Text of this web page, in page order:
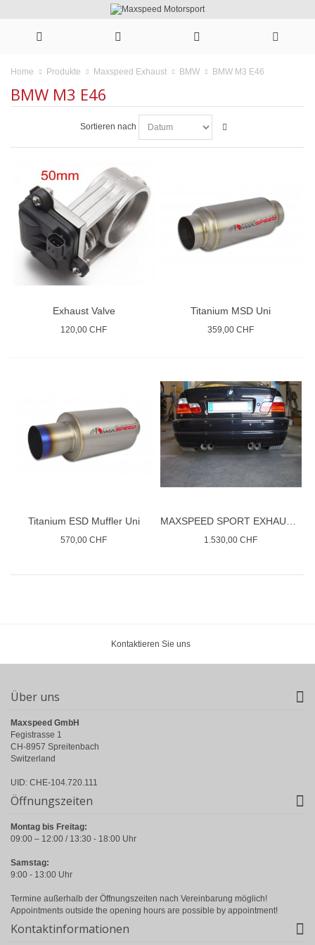
Home Produkte Maxspeed Exhaust BMW BMW M3 E46
BMW M3 E46
Sortieren nach
Exhaust Valve
120,00 CHF
Titanium MSD Uni
359,00 CHF
Titanium ESD Muffler Uni
570,00 CHF 1.530,00 CHF
Kontaktieren Sie uns
Über uns
Maxspeed GmbH
Fegistrasse 1
CH-8957 Spreitenbach
Switzerland
UID: CHE-104.720.111
Öffnungszeiten
Montag bis Freitag:
09:00 – 12:00 / 13:30 - 18:00 Uhr
Samstag:
9:00 - 13:00 Uhr
Termine außerhalb der Öffnungszeiten nach Vereinbarung möglich!
Appointments outside the opening hours are possible by appointment!
Kontaktinformationen